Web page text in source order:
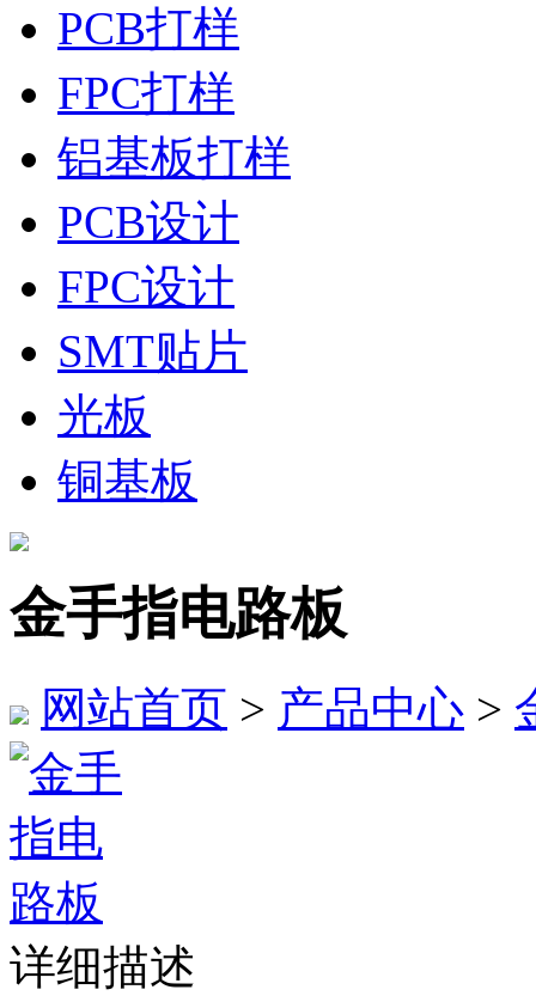
PCB打样
FPC打样
铝基板打样
PCB设计
FPC设计
SMT贴片
光板
铜基板
金手指电路板
网站首页 > 产品中心 >
详细描述